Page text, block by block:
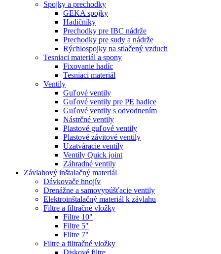
Spojky a prechodky
GEKA spojky
Hadičníky
Prechodky pre IBC nádrže
Prechodky pre sudy a nádrže
Rýchlospojky na stlačený vzduch
Tesniaci materiál a spony
Fixovanie hadíc
Tesniaci materiál
Ventily
Guľové ventily
Guľové ventily pre PE hadice
Guľové ventily s odvodnením
Nástrčné ventily
Plastové guľové ventily
Plastové závitové ventily
Uzatváracie ventily
Ventily Quick joint
Záhradné ventily
Závlahový inštalačný materiál
Dávkovače hnojív
Drenážne a samovypúšťacie ventily
Elektroinštalačný materiál k závlahu
Filtre a filtračné vložky
Filtre 10"
Filtre 5"
Filtre 7"
Filtre a filtračné vložky
Diskové filtre